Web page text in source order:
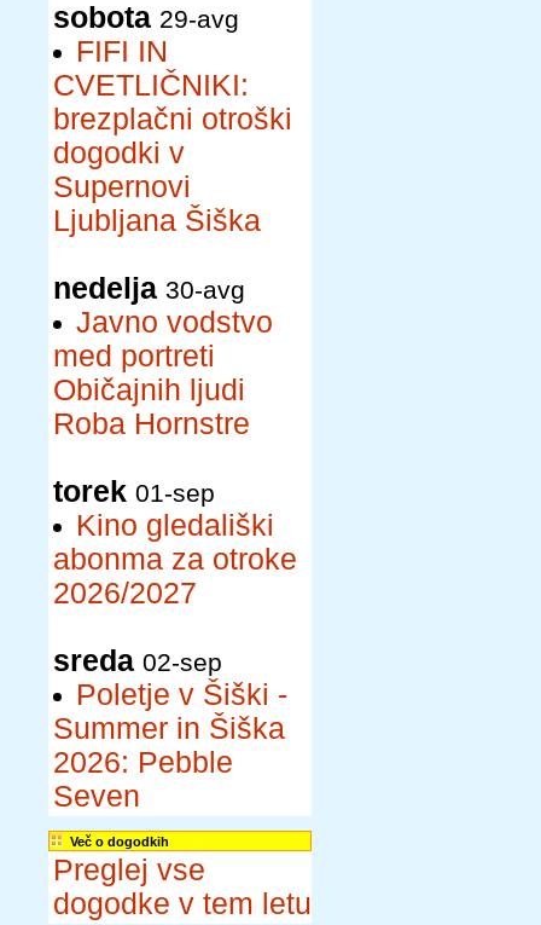
sobota 29-avg
FIFI IN
CVETLIČNIKI:
brezplačni otroški
dogodki v
Supernovi
Ljubljana Šiška
nedelja 30-avg
Javno vodstvo
med portreti
Običajnih ljudi
Roba Hornstre
torek 01-sep
Kino gledališki
abonma za otroke
2026/2027
sreda 02-sep
Poletje v Šiški -
Summer in Šiška
2026: Pebble
Seven
Več o dogodkih
Preglej vse
dogodke v tem letu